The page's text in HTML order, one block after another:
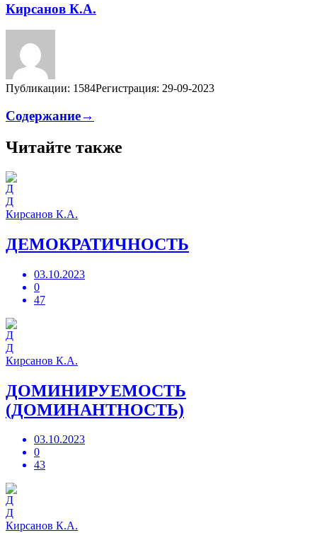
Кирсанов К.А.
Публикации: 1584Регистрация: 29-09-2023
Содержание→
Читайте также
Д
Кирсанов К.А.
ДЕМОКРАТИЧНОСТЬ
03.10.2023
0
47
Д
Кирсанов К.А.
ДОМИНИРУЕМОСТЬ
(ДОМИНАНТНОСТЬ)
03.10.2023
0
43
Д
Кирсанов К.А.